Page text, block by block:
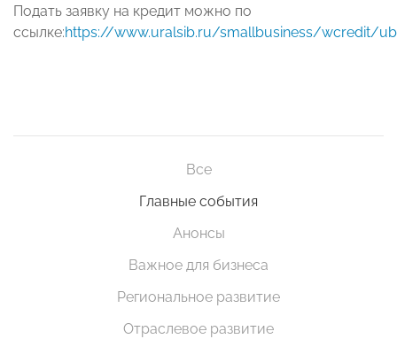
Подать заявку на кредит можно по
ссылке:https://www.uralsib.ru/smallbusiness/wcredit/
Все
Главные события
Анонсы
Важное для бизнеса
Региональное развитие
Отраслевое развитие